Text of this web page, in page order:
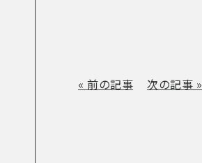
« 前の記事 次の記事 »